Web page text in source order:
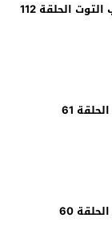
الحلقة 112
61
60